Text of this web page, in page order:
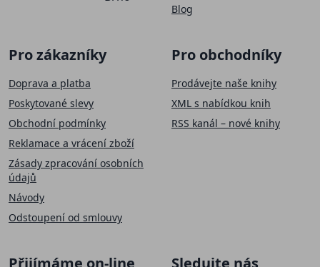
Blog
Pro zákazníky
Doprava a platba
Poskytované slevy
Obchodní podmínky
Reklamace a vrácení zboží
Zásady zpracování osobních
údajů
Návody
Odstoupení od smlouvy
Pro obchodníky
Prodávejte naše knihy
XML s nabídkou knih
RSS kanál – nové knihy
Přijímáme on-line Sledujte nás